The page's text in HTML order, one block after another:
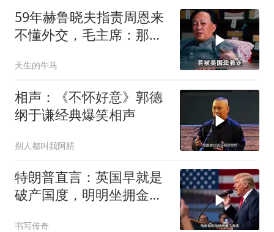
59年赫鲁晓夫指责周恩来
不懂外交，毛主席：那我
天生的牛马
相声：《不怀好意》郭德
纲于谦经典爆笑相声
别人都叫我阿腈
特朗普直言：英国早就是
破产国度，明明坐拥金
书写传奇